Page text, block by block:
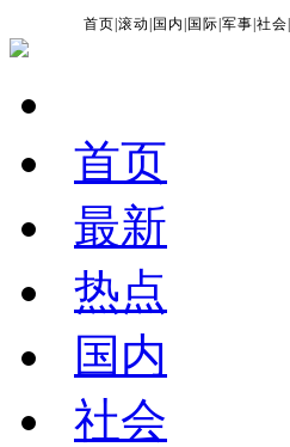
首页 |滚动 国内 国际 |军事 |社会
首页
最新
热点
国内
社会